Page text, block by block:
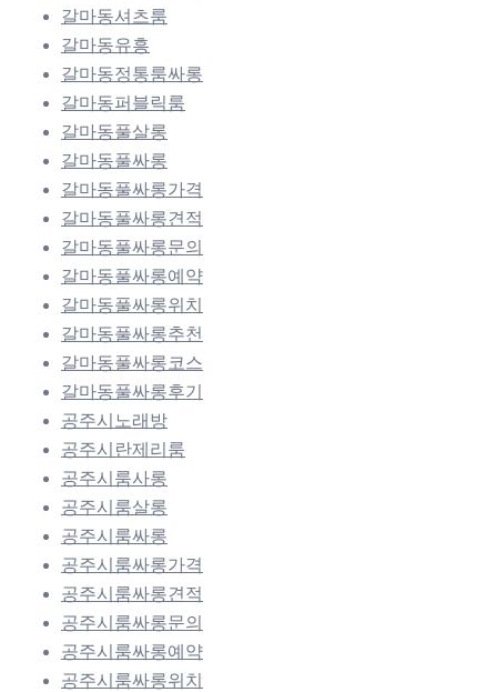
갈마동셔츠룸
갈마동유흥
갈마동정통룸싸롱
갈마동퍼블릭룸
갈마동풀살롱
갈마동풀싸롱
갈마동풀싸롱가격
갈마동풀싸롱견적
갈마동풀싸롱문의
갈마동풀싸롱예약
갈마동풀싸롱위치
갈마동풀싸롱추천
갈마동풀싸롱코스
갈마동풀싸롱후기
공주시노래방
공주시란제리룸
공주시룸사롱
공주시룸살롱
공주시룸싸롱
공주시룸싸롱가격
공주시룸싸롱견적
공주시룸싸롱문의
공주시룸싸롱예약
공주시룸싸롱위치